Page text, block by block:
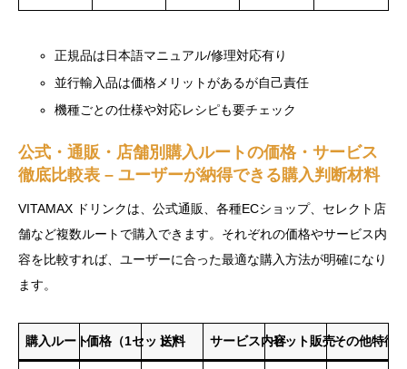
正規品は日本語マニュアル/修理対応有り
並行輸入品は価格メリットがあるが自己責任
機種ごとの仕様や対応レシピも要チェック
公式・通販・店舗別購入ルートの価格・サービス
徹底比較表 – ユーザーが納得できる購入判断材料
VITAMAX ドリンクは、公式通販、各種ECショップ、セレクト店
舗など複数ルートで購入できます。それぞれの価格やサービス内
容を比較すれば、ユーザーに合った最適な購入方法が明確になり
ます。
購入ルート価格（1セット）
送料 サービス内容セット販売その他特徴